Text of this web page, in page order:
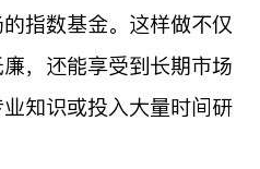
指数基金。这样做不仅
，还能享受到长期市场
知识或投入大量时间研